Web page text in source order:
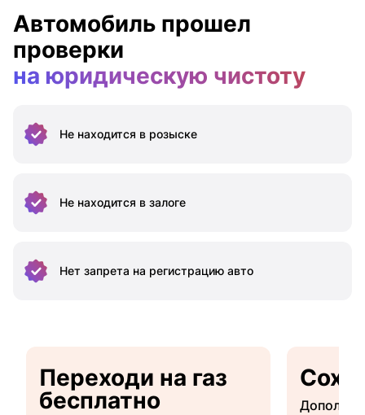
Автомобиль прошел
проверки
на юридическую чистоту
Не находится в розыске
Не находится в залоге
Нет запрета на регистрацию авто
Переходи на газ
бесплатно